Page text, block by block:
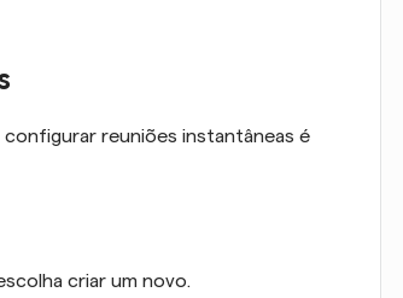
reuniões instantâneas é
criar um novo.